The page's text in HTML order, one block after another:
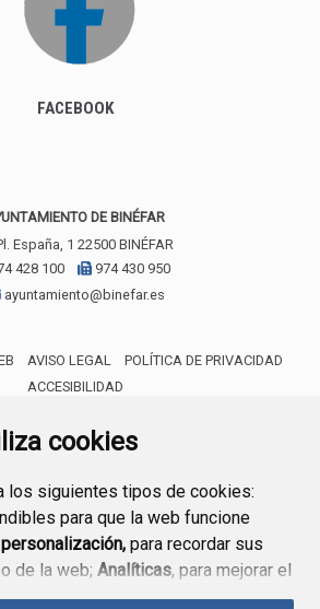
cookies
los siguientes tipos de cookies:
para que la web funcione
para recordar sus
de la web; Analíticas, para mejorar el
web y sus servicios.
FACEBOOK
DE BINÉFAR
España, 1 22500 BINÉFAR
428 100
974 430 950
ayuntamiento@binefar.es
AVISO LEGAL
POLÍTICA DE PRIVACIDAD
ACCESIBILIDAD